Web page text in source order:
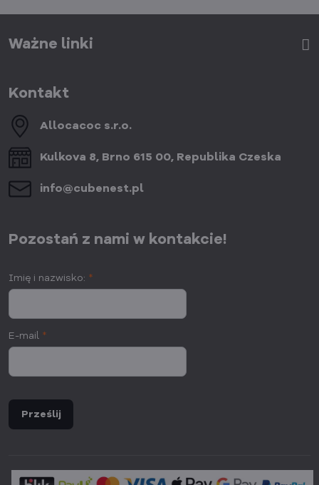
Ważne linki
Kontakt
Allocacoc s​.r​.o​.
Kulkova 8, Brno 615 00, Republika Czeska
info​@cubenest​.pl
Pozostań z nami w kontakcie!
Imię i nazwisko: *
E-mail *
Prześlij